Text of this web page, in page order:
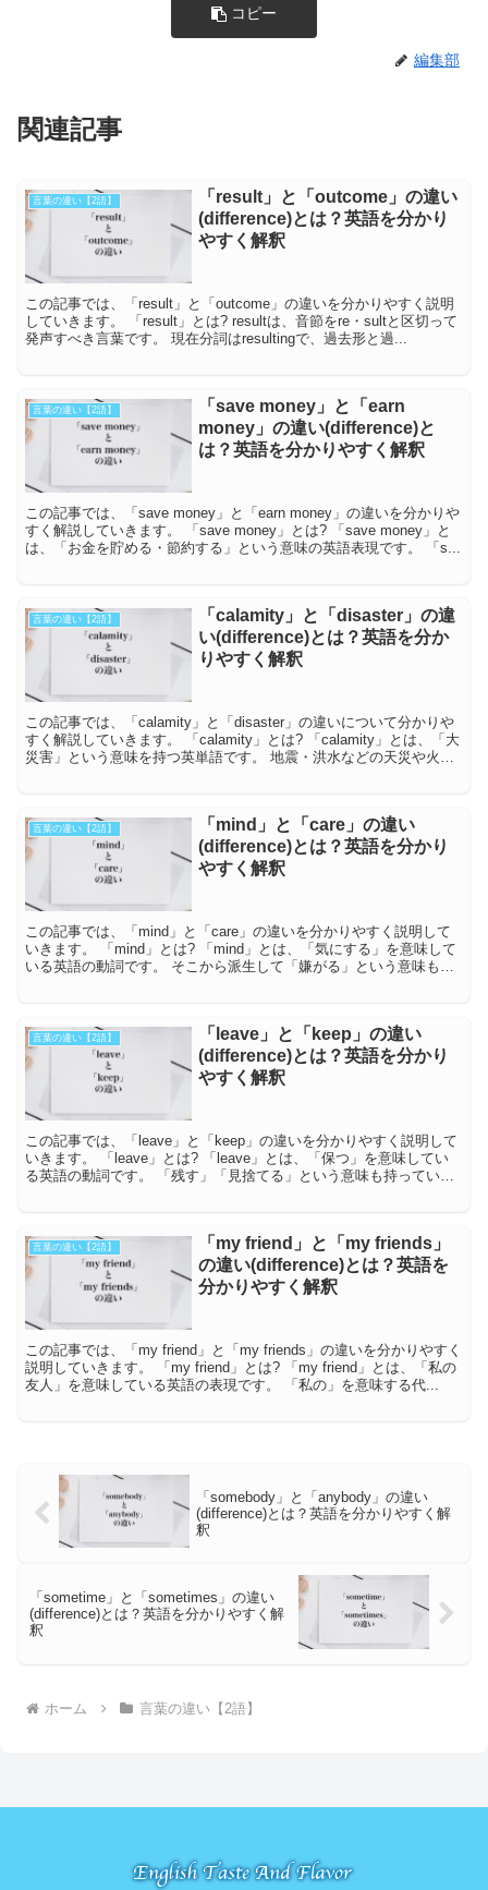
コピー
編集部
関連記事
言葉の違い【2語】
「result」と「outcome」の違い
(difference)とは？英語を分かり
やすく解釈
この記事では、「result」と「outcome」の違いを分かりやすく説明
していきます。 「result」とは? resultは、音節をre・sultと区切って
発声すべき言葉です。 現在分詞はresultingで、過去形と過...
言葉の違い【2語】
「save money」と「earn
money」の違い(difference)と
は？英語を分かりやすく解釈
この記事では、「save money」と「earn money」の違いを分かりや
すく解説していきます。 「save money」とは? 「save money」と
は、「お金を貯める・節約する」という意味の英語表現です。 「s...
言葉の違い【2語】
「calamity」と「disaster」の違
い(difference)とは？英語を分か
りやすく解釈
この記事では、「calamity」と「disaster」の違いについて分かりや
すく解説していきます。 「calamity」とは? 「calamity」とは、「大
災害」という意味を持つ英単語です。 地震・洪水などの天災や火事
言葉の違い【2語】
「mind」と「care」の違い
(difference)とは？英語を分かり
やすく解釈
この記事では、「mind」と「care」の違いを分かりやすく説明して
いきます。 「mind」とは? 「mind」とは、「気にする」を意味して
いる英語の動詞です。 そこから派生して「嫌がる」という意味もあ
言葉の違い【2語】
「leave」と「keep」の違い
(difference)とは？英語を分かり
やすく解釈
この記事では、「leave」と「keep」の違いを分かりやすく説明して
いきます。 「leave」とは? 「leave」とは、「保つ」を意味してい
る英語の動詞です。 「残す」「見捨てる」という意味も持っていま
言葉の違い【2語】
「my friend」と「my friends」
の違い(difference)とは？英語を
分かりやすく解釈
この記事では、「my friend」と「my friends」の違いを分かりやすく
説明していきます。 「my friend」とは? 「my friend」とは、「私の
友人」を意味している英語の表現です。 「私の」を意味する代...
「somebody」と「anybody」の違い
(difference)とは？英語を分かりやすく解
釈
「sometime」と「sometimes」の違い
(difference)とは？英語を分かりやすく解
釈
ホーム 言葉の違い【2語】